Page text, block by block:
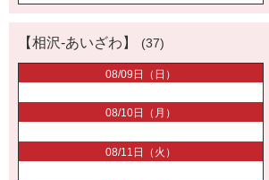
【相沢-あいざわ】 (37)
08/09日（日）
08/10日（月）
08/11日（火）